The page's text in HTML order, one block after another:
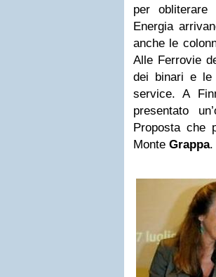
per obliterare
Energia
anche le
Alle Ferrovie
dei binari e le
service. A
presentato
Proposta che
Monte Grappa.